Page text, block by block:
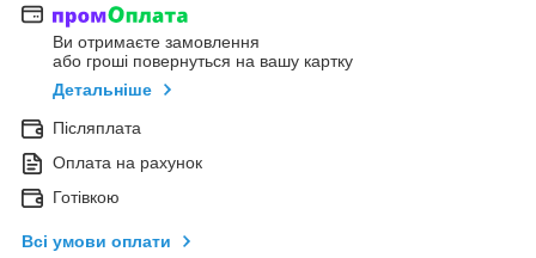
Ви отримаєте замовлення
або гроші повернуться на вашу картку
Детальніше
Післяплата
Оплата на рахунок
Готівкою
Всі умови оплати